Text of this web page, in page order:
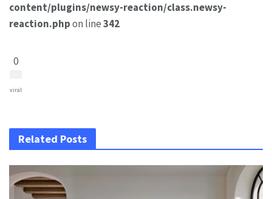
content/plugins/newsy-reaction/class.newsy-
reaction.phpon line342
0
viral
Related Posts